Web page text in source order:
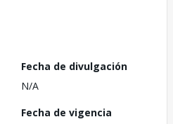
Fecha de divulgación
N/A
Fecha de vigencia